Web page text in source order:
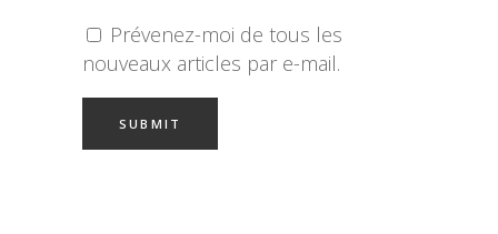
Prévenez-moi de tous les
nouveaux articles par e-mail.